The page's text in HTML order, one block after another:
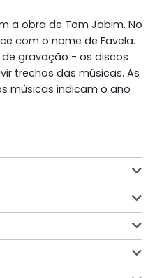
a obra de Tom Jobim. No
com o nome de Favela.
gravação - os discos
trechos das músicas. As
músicas indicam o ano